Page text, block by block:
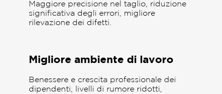
Maggiore precisione nel taglio, riduzione
significativa degli errori, migliore
rilevazione dei difetti.
Migliore ambiente di lavoro
Benessere e crescita professionale dei
dipendenti, livelli di rumore ridotti,